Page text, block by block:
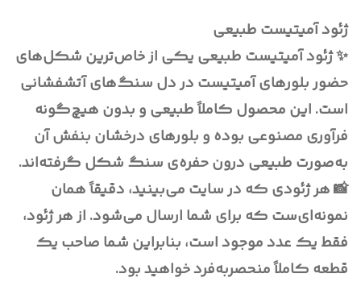
ژئود آمیتیست طبیعی
✨ ژئود آمیتیست طبیعی یکی از خاص‌ترین شکل‌های
حضور بلورهای آمیتیست در دل سنگ‌های آتشفشانی
است. این محصول کاملاً طبیعی و بدون هیچ‌گونه
فرآوری مصنوعی بوده و بلورهای درخشان بنفش آن
به‌صورت طبیعی درون حفره‌ی سنگ شکل گرفته‌اند.
📸 هر ژئودی که در سایت می‌بینید، دقیقاً همان
نمونه‌ای‌ست که برای شما ارسال می‌شود. از هر ژئود،
فقط یک عدد موجود است، بنابراین شما صاحب یک
قطعه کاملاً منحصربه‌فرد خواهید بود.